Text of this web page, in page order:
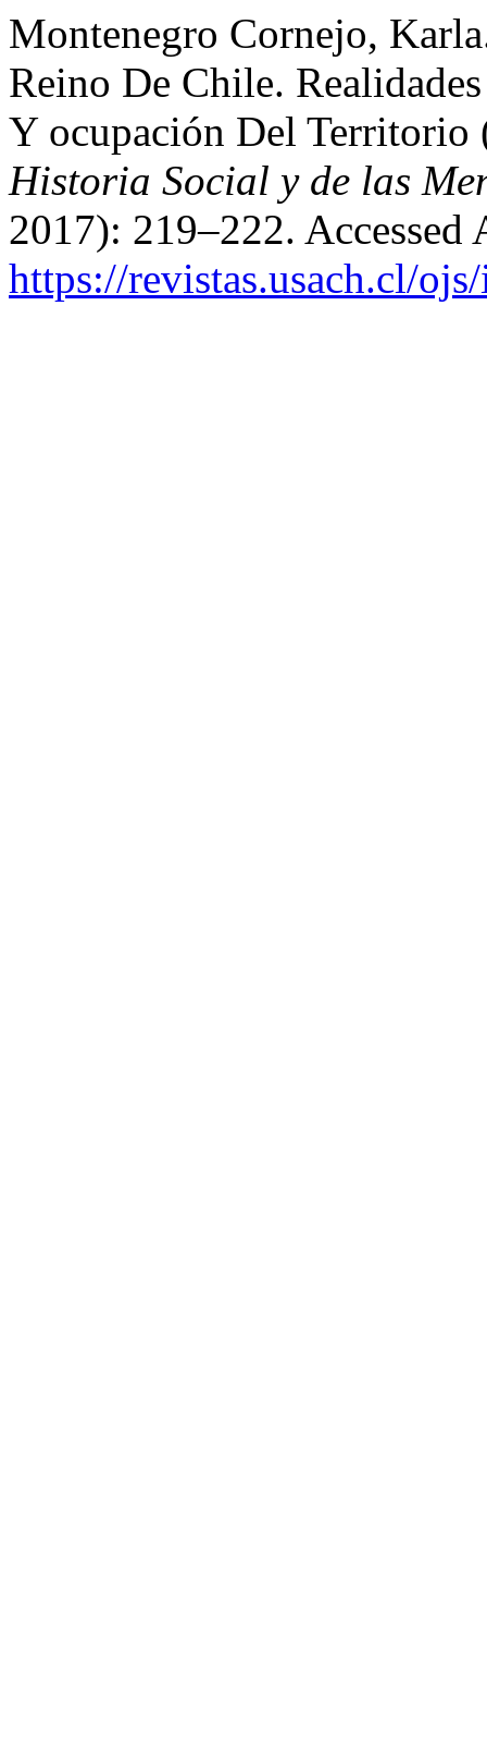
Montenegro Cornejo,
Reino De Chile.
Y ocupación Del Territorio
Historia Social y de las
2017): 219–222. Accessed
https://revistas.usach.cl/